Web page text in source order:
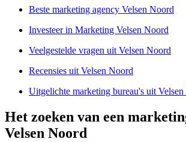
Beste marketing agency Velsen Noord
Investeer in Marketing Velsen Noord
Veelgestelde vragen uit Velsen Noord
Recensies uit Velsen Noord
Uitgelichte marketing bureau's uit
Het zoeken van een
Velsen Noord